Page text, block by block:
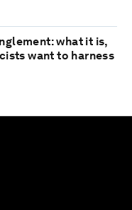
what it is,
want to harness